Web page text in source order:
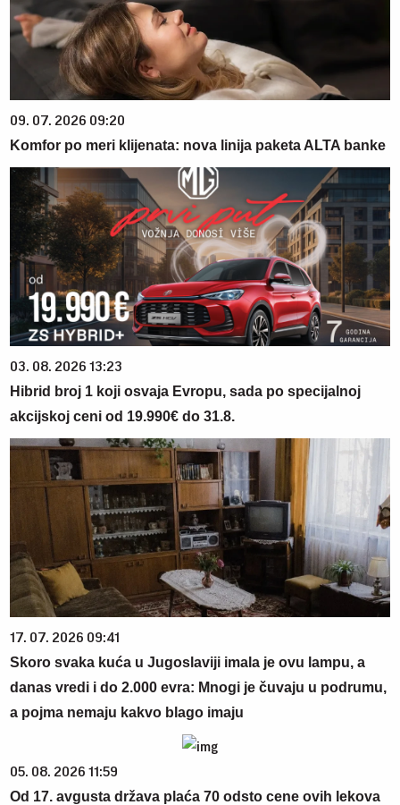
09. 07. 2026 09:20
Komfor po meri klijenata: nova linija paketa ALTA banke
03. 08. 2026 13:23
Hibrid broj 1 koji osvaja Evropu, sada po specijalnoj
akcijskoj ceni od 19.990€ do 31.8.
17. 07. 2026 09:41
Skoro svaka kuća u Jugoslaviji imala je ovu lampu, a
danas vredi i do 2.000 evra: Mnogi je čuvaju u podrumu,
a pojma nemaju kakvo blago imaju
05. 08. 2026 11:59
Od 17. avgusta država plaća 70 odsto cene ovih lekova